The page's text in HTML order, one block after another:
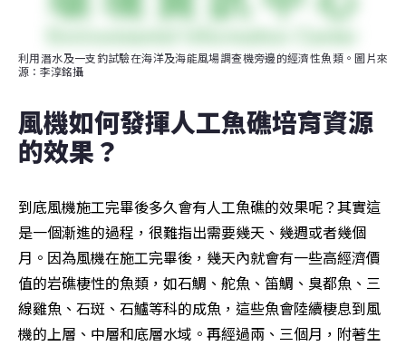
利用潛水及一支釣試驗在海洋及海能風場調查機旁邊的經濟性魚類。圖片來
源：李淳銘攝
風機如何發揮人工魚礁培育資源
的效果？
到底風機施工完畢後多久會有人工魚礁的效果呢？其實這
是一個漸進的過程，很難指出需要幾天、幾週或者幾個
月。因為風機在施工完畢後，幾天內就會有一些高經濟價
值的岩礁棲性的魚類，如石鯛、舵魚、笛鯛、臭都魚、三
線雞魚、石斑、石鱸等科的成魚，這些魚會陸續棲息到風
機的上層、中層和底層水域。再經過兩、三個月，附著生